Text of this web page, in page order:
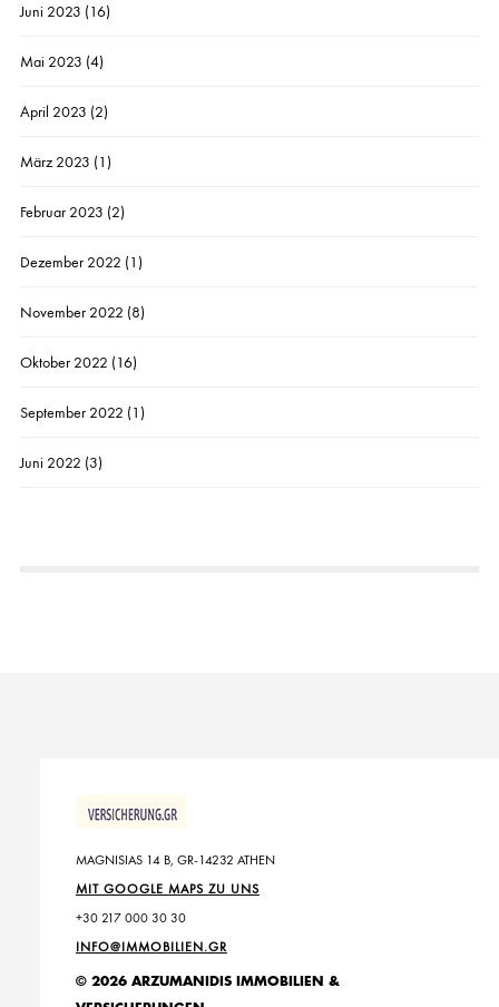
Juni 2023 (16)
Mai 2023 (4)
April 2023 (2)
März 2023 (1)
Februar 2023 (2)
Dezember 2022 (1)
November 2022 (8)
Oktober 2022 (16)
September 2022 (1)
Juni 2022 (3)
MAGNISIAS 14 B, GR-14232 ATHEN
MIT GOOGLE MAPS ZU UNS
+30 217 000 30 30
INFO@IMMOBILIEN.GR
© 2026 ARZUMANIDIS IMMOBILIEN &